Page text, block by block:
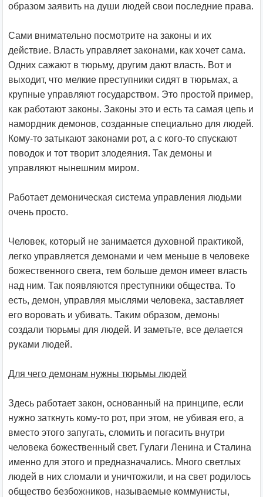
образом заявить на души людей свои последние права.
Сами внимательно посмотрите на законы и их
действие. Власть управляет законами, как хочет сама.
Одних сажают в тюрьму, другим дают власть. Вот и
выходит, что мелкие преступники сидят в тюрьмах, а
крупные управляют государством. Это простой пример,
как работают законы. Законы это и есть та самая цепь и
намордник демонов, созданные специально для людей.
Кому-то затыкают законами рот, а с кого-то спускают
поводок и тот творит злодеяния. Так демоны и
управляют нынешним миром.
Работает демоническая система управления людьми
очень просто.
Человек, который не занимается духовной практикой,
легко управляется демонами и чем меньше в человеке
божественного света, тем больше демон имеет власть
над ним. Так появляются преступники общества. То
есть, демон, управляя мыслями человека, заставляет
его воровать и убивать. Таким образом, демоны
создали тюрьмы для людей. И заметьте, все делается
руками людей.
Для чего демонам нужны тюрьмы людей
Здесь работает закон, основанный на принципе, если
нужно заткнуть кому-то рот, при этом, не убивая его, а
вместо этого запугать, сломить и погасить внутри
человека божественный свет. Гулаги Ленина и Сталина
именно для этого и предназначались. Много светлых
людей в них сломали и уничтожили, и на свет родилось
общество безбожников, называемые коммунисты,